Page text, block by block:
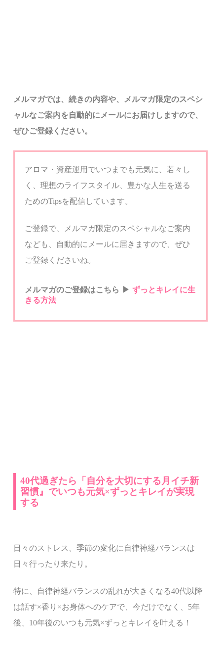
メルマガでは、続きの内容や、メルマガ限定のスペシ
ャルなご案内を自動的にメールにお届けしますので、
ぜひご登録ください。
アロマ・資産運用でいつまでも元気に、若々し
く、理想のライフスタイル、豊かな人生を送る
ためのTipsを配信しています。
ご登録で、メルマガ限定のスペシャルなご案内
なども、自動的にメールに届きますので、ぜひ
ご登録くださいね。
メルマガのご登録はこちら ▶︎ ずっとキレイに生
きる方法
40代過ぎたら「自分を大切にする月イチ新
習慣』でいつも元気×ずっとキレイが実現
する
日々のストレス、季節の変化に自律神経バランスは
日々行ったり来たり。
特に、自律神経バランスの乱れが大きくなる40代以降
は話す×香り×お身体へのケアで、今だけでなく、5年
後、10年後のいつも元気×ずっとキレイを叶える！